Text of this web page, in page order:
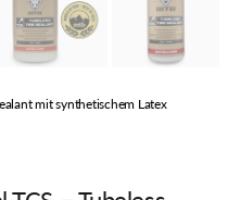
mit synthetischem Latex